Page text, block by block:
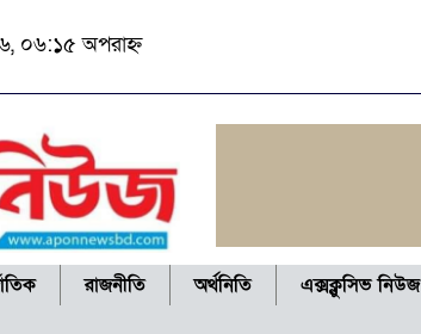
০৬:১৫ অপরাহ্ন
রাজনীতি অর্থনিতি এক্সক্লুসিভ নিউজ